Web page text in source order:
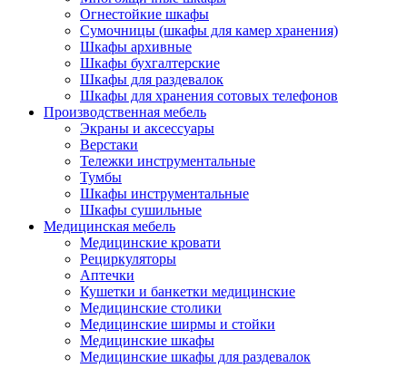
Огнестойкие шкафы
Сумочницы (шкафы для камер хранения)
Шкафы архивные
Шкафы бухгалтерские
Шкафы для раздевалок
Шкафы для хранения сотовых телефонов
Производственная мебель
Экраны и аксессуары
Верстаки
Тележки инструментальные
Тумбы
Шкафы инструментальные
Шкафы сушильные
Медицинская мебель
Медицинские кровати
Рециркуляторы
Аптечки
Кушетки и банкетки медицинские
Медицинские столики
Медицинские ширмы и стойки
Медицинские шкафы
Медицинские шкафы для раздевалок